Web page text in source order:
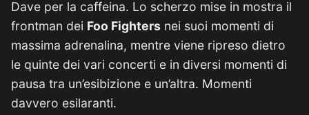
Dave per la caffeina. Lo scherzo mise in mostra il
frontman dei Foo Fighters nei suoi momenti di
massima adrenalina, mentre viene ripreso dietro
le quinte dei vari concerti e in diversi momenti di
pausa tra un’esibizione e un’altra. Momenti
davvero esilaranti.